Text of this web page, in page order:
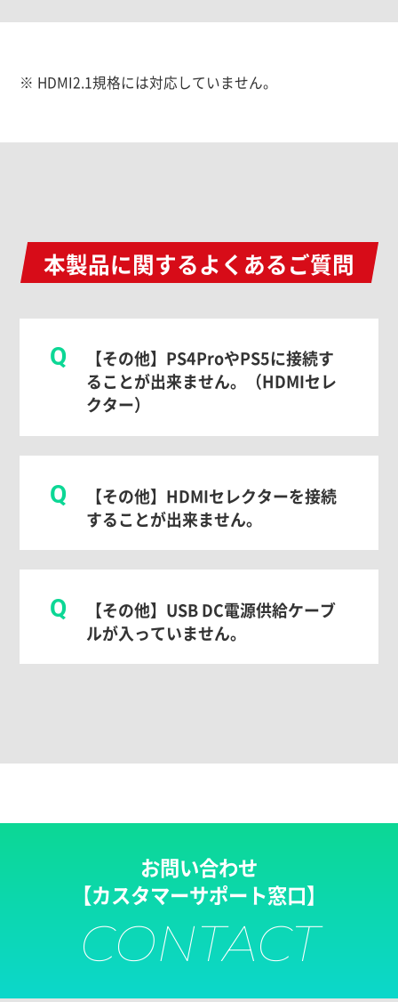
※ HDMI2.1規格には対応していません。
本製品に関するよくあるご質問
Q
【その他】PS4ProやPS5に接続す
ることが出来ません。（HDMIセレ
クター）
Q
【その他】HDMIセレクターを接続
することが出来ません。
Q
【その他】USB DC電源供給ケーブ
ルが入っていません。
お問い合わせ
【カスタマーサポート窓口】
CONTACT